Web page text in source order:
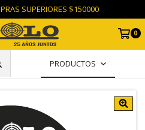
SUPERIORES $150000
0
PRODUCTOS